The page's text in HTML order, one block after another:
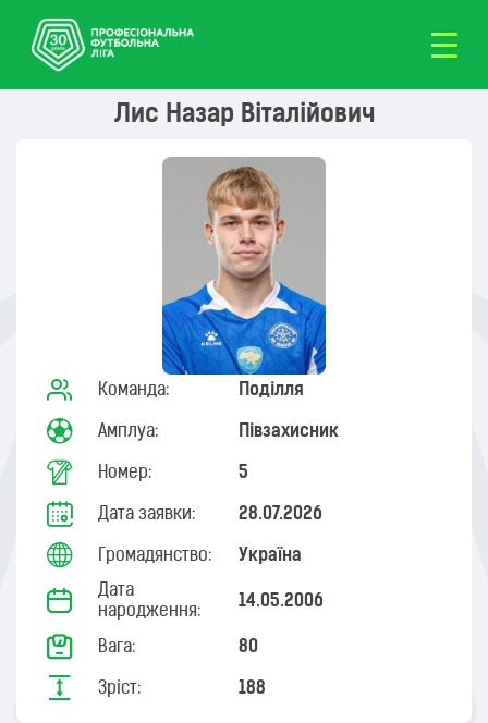
Лис Назар Віталійович
Команда: Поділля
Амплуа: Півзахисник
Номер: 5
Дата заявки: 28.07.2026
Громадянство: Україна
Дата
народження:
14.05.2006
Вага: 80
Зріст: 188